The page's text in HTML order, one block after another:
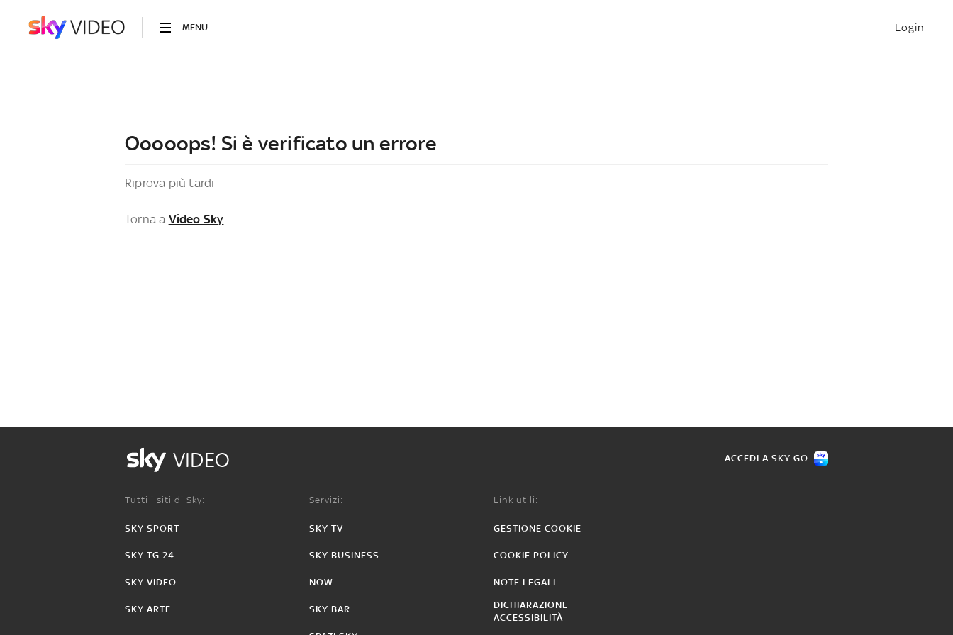
MENU Login
Ooooops! Si è verificato un errore
Riprova più tardi
Torna a Video Sky
VIDEO ACCEDI A SKY GO
Tutti i siti di Sky:
SKY SPORT
SKY TG 24
SKY VIDEO
SKY ARTE
Servizi:
SKY TV
SKY BUSINESS
NOW
SKY BAR
Link utili:
GESTIONE COOKIE
COOKIE POLICY
NOTE LEGALI
DICHIARAZIONE
ACCESSIBILITÀ